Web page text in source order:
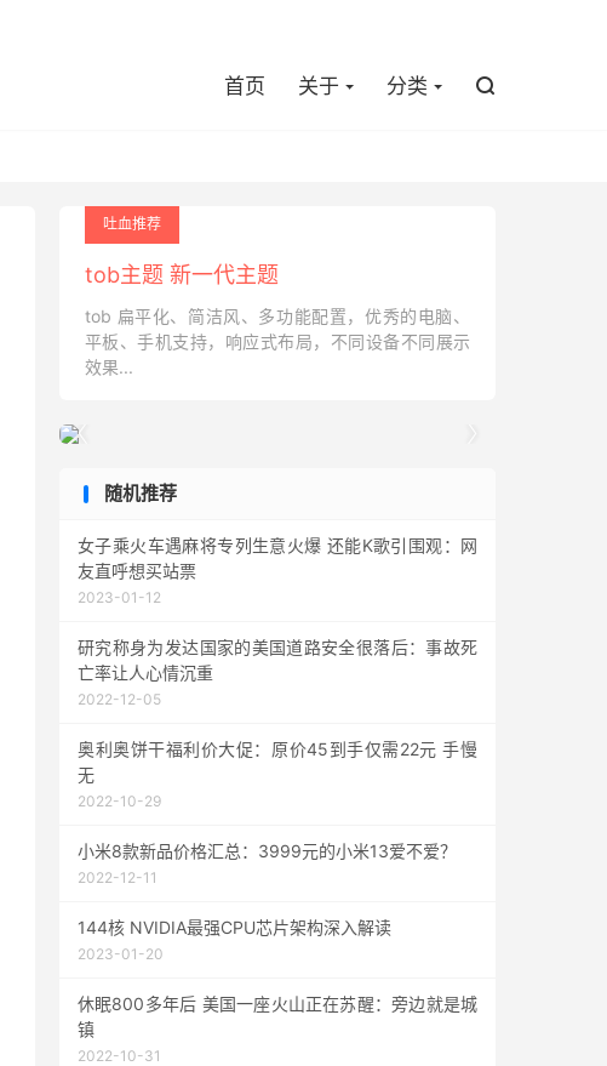
首页 关于 分类 
吐血推荐
tob主题 新一代主题
tob 扁平化、简洁风、多功能配置，优秀的电脑、
平板、手机支持，响应式布局，不同设备不同展示
效果...

随机推荐
女子乘火车遇麻将专列生意火爆 还能K歌引围观：网
友直呼想买站票
2023-01-12
研究称身为发达国家的美国道路安全很落后：事故死
亡率让人心情沉重
2022-12-05
奥利奥饼干福利价大促：原价45到手仅需22元 手慢
无
2022-10-29
小米8款新品价格汇总：3999元的小米13爱不爱？
2022-12-11
144核 NVIDIA最强CPU芯片架构深入解读
2023-01-20
休眠800多年后 美国一座火山正在苏醒：旁边就是城
镇
2022-10-31